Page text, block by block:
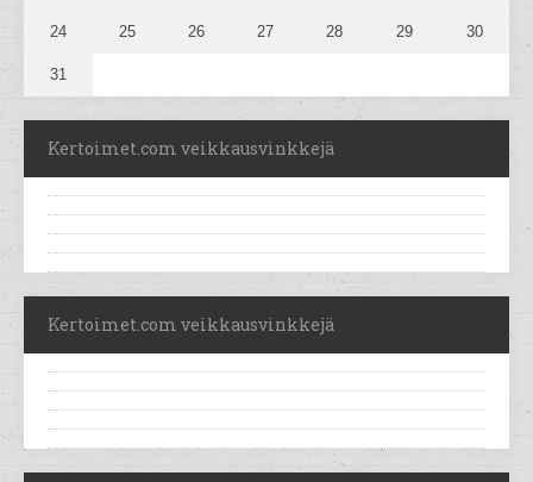
24 25 26 27 28 29 30
31
Kertoimet.com veikkausvinkkejä
Kertoimet.com veikkausvinkkejä